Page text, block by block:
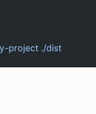
project ./dist